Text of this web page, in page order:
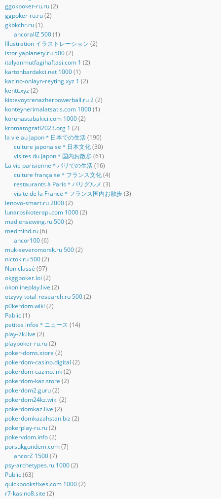
ggokpoker-ru.ru(2)
ggpoker-ru.ru(2)
gkbkchr.ru(1)
ancorallZ 500(1)
Illustration イラストレーション (2)
istoriyaplanety.ru 500(2)
italyanmutfagihaftasi.com 1 (2)
kartonbardakci.net 1000(1)
kazino-onlayn-reyting.xyz 1 (2)
kentt.xyz (2)
kistevoytrenazherpowerball.ru 2(2)
konteynerimalatsatis.com 1000(1)
koruhastabakici.com 1000(2)
kromatografi2023.org 1 (2)
la vie au Japon＊日本での生活(190)
culture japonaise＊日本文化(30)
visites du Japon＊国内お散歩(61)
La vie parisienne＊パリでの生活(16)
culture française＊フランス文化(4)
restaurants à Paris＊パリグルメ (3)
visite de la France＊フランス国内お散歩(3)
lenovo-smart.ru 2000(2)
lunarpsikoterapi.com 1000(2)
madlensewing.ru 500(2)
medmind.ru(6)
ancor100(6)
muk-severomorsk.ru 500(2)
nictok.ru 500(2)
Non classé (97)
okggpoker.lol (2)
okonlineplay.live (2)
otzyvy-total-research.ru 500(2)
p0kerdom.wiki (2)
Pablic(1)
petites infos＊ニュース (14)
play-7k.live (2)
playpoker-ru.ru(2)
poker-doms.store (2)
pokerdom-casino.digital (2)
pokerdom-cazino.ink(2)
pokerdom-kaz.store (2)
pokerdom2.guru(2)
pokerdom24kz.wiki (2)
pokerdomkaz.live (2)
pokerdomkazahstan.biz (2)
pokerplay-ru.ru(2)
pokervdom.info(2)
porsukgundem.com(7)
ancorZ 1500(7)
psy-archetypes.ru 1000(2)
Public(63)
quickbooksfixes.com 1000(2)
r7-kasino8.site (2)